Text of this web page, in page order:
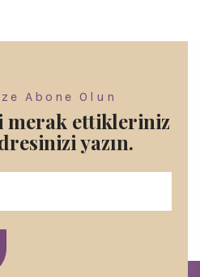
Abone Olun
merak ettikleriniz
yazın.